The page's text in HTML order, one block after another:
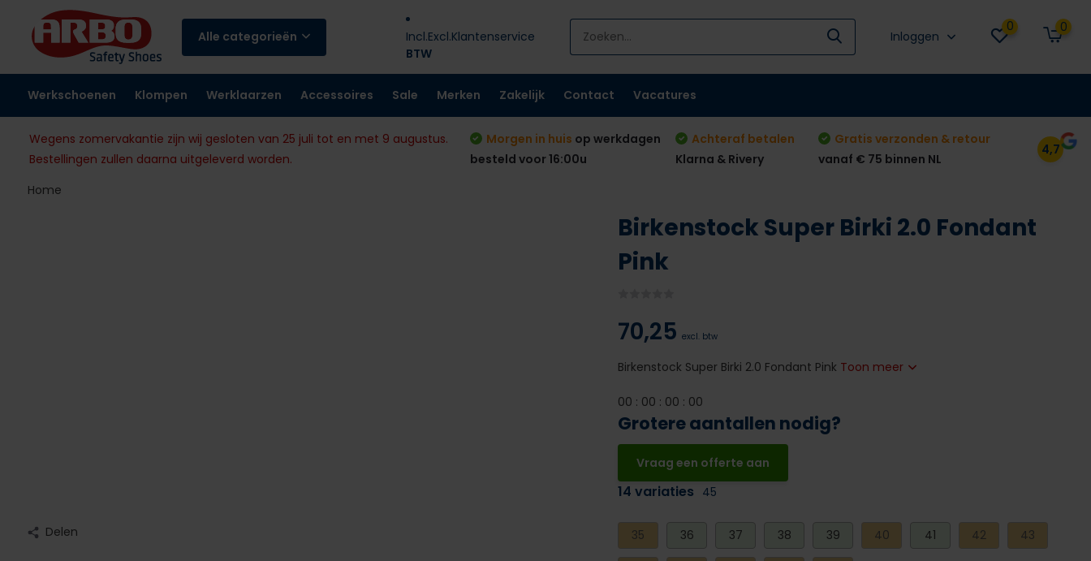
Alle categorieën Incl.Excl.
BTW
Klantenservice Inloggen
0 0
Werkschoenen Klompen Werklaarzen Accessoires Sale Merken Zakelijk Contact Vacatures
Wegens zomervakantie zijn wij gesloten van 25 juli tot en met 9 augustus.
Bestellingen zullen daarna uitgeleverd worden.
Morgen in huis op werkdagen
besteld voor 16:00u
Achteraf betalen
Klarna & Rivery
Gratis verzonden & retour
vanaf € 75 binnen NL
4,7
Home
Delen
Birkenstock Super Birki 2.0 Fondant
Pink
70,25 excl. btw
Birkenstock Super Birki 2.0 Fondant Pink Toon meer
00 : 00 : 00 : 00
Grotere aantallen nodig?
Vraag een offerte aan
14 variaties 45
35 36 37 38 39 40 41 42 43